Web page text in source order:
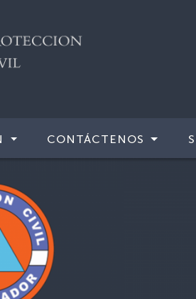
CONTÁCTENOS